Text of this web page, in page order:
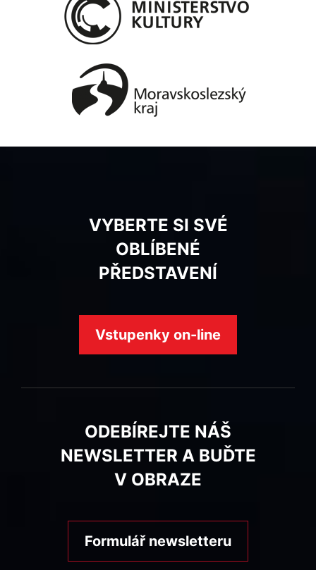
VYBERTE SI SVÉ
OBLÍBENÉ
PŘEDSTAVENÍ
Vstupenky on-line
ODEBÍREJTE NÁŠ
NEWSLETTER A BUĎTE
V OBRAZE
Formulář newsletteru